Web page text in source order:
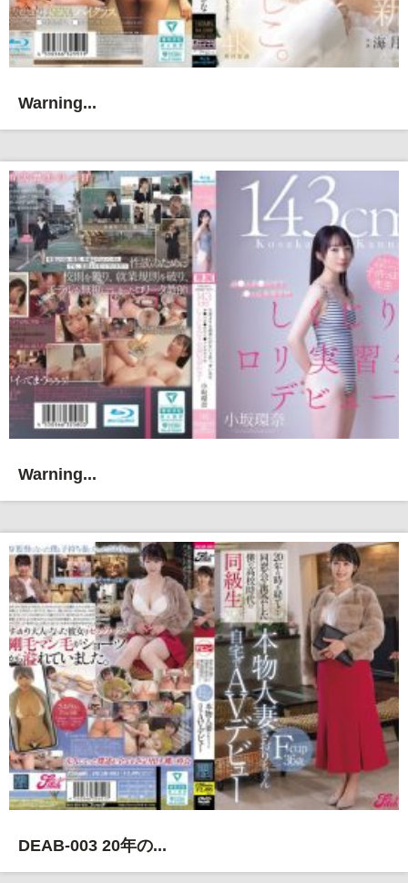
Warning...
Warning...
DEAB-003 20年の...